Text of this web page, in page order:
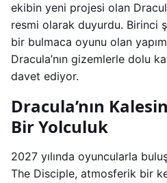
ekibin yeni projesi olan
resmi olarak duyurdu. Birinci
bir bulmaca oyunu olan
Dracula’nın gizemlerle dolu
davet ediyor.
Dracula’nın
Bir Yolculuk
2027 yılında oyuncularla
The Disciple, atmosferik bir